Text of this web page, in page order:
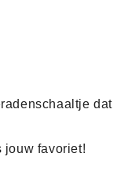
dat
jouw favoriet!